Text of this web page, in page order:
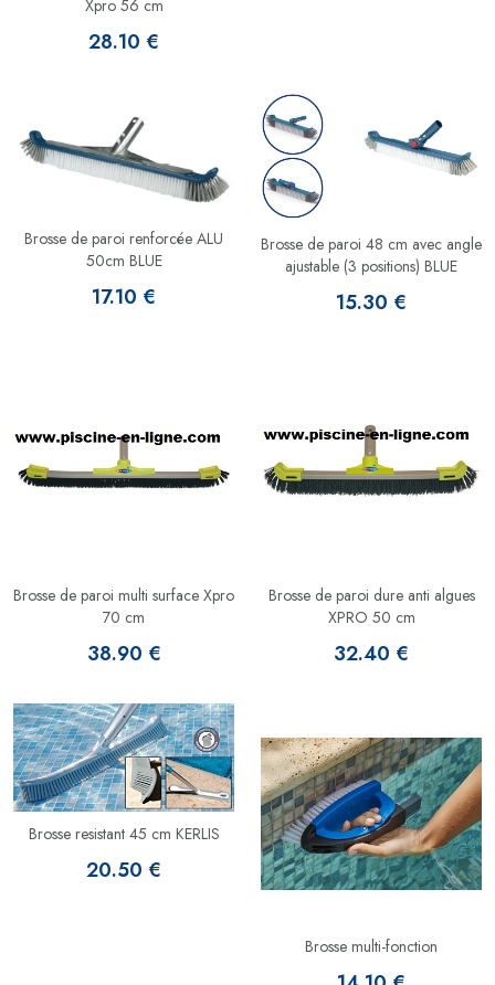
Xpro 56 cm
28.10 €
Brosse de paroi renforcée ALU
50cm BLUE
17.10 €
Brosse de paroi 48 cm avec angle
ajustable (3 positions) BLUE
15.30 €
Brosse de paroi multi surface Xpro
70 cm
38.90 €
Brosse de paroi dure anti algues
XPRO 50 cm
32.40 €
Brosse resistant 45 cm KERLIS
20.50 €
Brosse multi-fonction